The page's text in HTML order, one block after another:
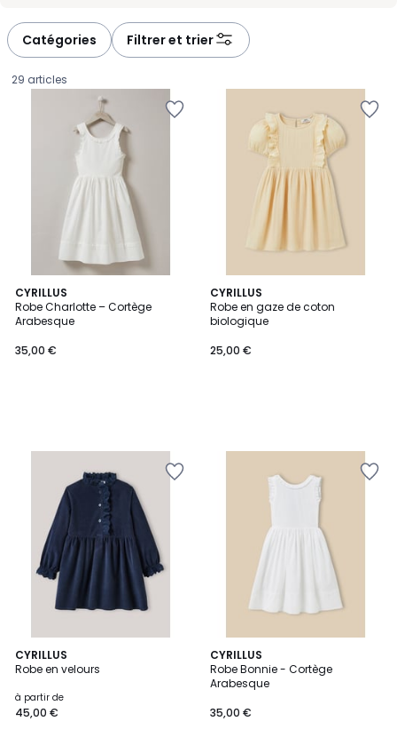
Catégories Filtrer et trier
29 articles
CYRILLUS
Robe Charlotte – Cortège
Arabesque
€.
35,00 €
CYRILLUS
Robe en gaze de coton
biologique
25,00 €
CYRILLUS
Robe en velours
à partir de
45,00 €
2
Couleurs
CYRILLUS
Robe Bonnie - Cortège
Arabesque
35,00 €